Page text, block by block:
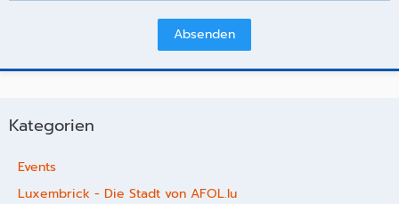
Kategorien
Events
Luxembrick - Die Stadt von AFOL.lu